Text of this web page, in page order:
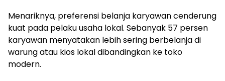
Menariknya, preferensi belanja karyawan cenderung
kuat pada pelaku usaha lokal. Sebanyak 57 persen
karyawan menyatakan lebih sering berbelanja di
warung atau kios lokal dibandingkan ke toko
modern.